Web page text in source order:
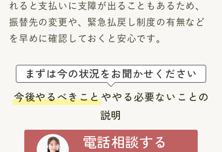
れると支払いに支障が出ることもあるため、
振替先の変更や、緊急払戻し制度の有無など
を早めに確認しておくと安心です。
まずは今の状況をお聞かせください
今後やるべきことややる必要ないことの
説明
電話相談する